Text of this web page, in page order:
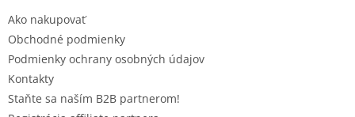
Ako nakupovať
Obchodné podmienky
Podmienky ochrany osobných údajov
Kontakty
Staňte sa naším B2B partnerom!